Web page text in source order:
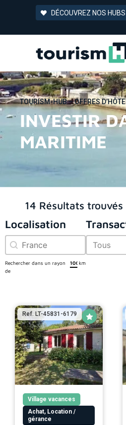
DÉCOUVREZ NOS
INVESTIR
MARITIME
TOURISM-HUB – OFFRES
14 Résultats trouvés
Localisation
Localisation
Localisation
Rechercher dans un rayon
de
km
Ref. LT-45831-6179
Village vacances
Achat, Location /
gérance